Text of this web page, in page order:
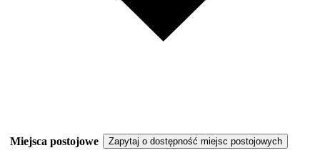
Miejsca postojowe Zapytaj o dostępność miejsc postojowych